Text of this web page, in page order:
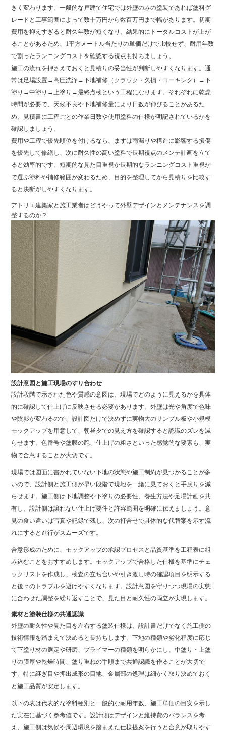
きく変わります。一般的な戸建て住宅では外壁のみの塗装であれば塗料グ
レードと工事範囲によって数十万円から数百万円まで幅があります。初期
費用を抑えすぎると耐久年数が短くなり、結果的にトータルコストが上が
ることがあるため、1平方メートル当たりの単価だけで比較せず、耐用年数
で割ったランニングコストを確認する視点も持ちましょう。
施工の流れを押さえておくと見積りの妥当性が判断しやすくなります。通
常は足場設置→高圧洗浄→下地補修（クラック・欠損・コーキング）→下
塗り→中塗り→上塗り→最終点検という工程になります。それぞれに乾燥
時間が必要で、天候不良や下地補修量により日数が伸びることがあるた
め、見積書に工程ごとの作業日数や使用塗料の仕様が明記されているかを
確認しましょう。
費用や工程で優先順位を付けるなら、まずは雨漏りや構造に影響する損傷
を優先して修繕し、次に耐久性の高い塗料で長期視点のメンテ計画を立て
ると効率的です。短期的な見た目重視か長期的なランニングコスト重視か
で選ぶ塗料や補修範囲が変わるため、目的を整理してから見積りを比較す
ると決断がしやすくなります。
アトリエ建築家と施工業者はどうやって外壁デザインとメンテナンスを調
整するのか？
設計意図と施工現場のすり合わせ
設計段階で示された色や質感の意図は、現場でどのように見えるかを具体
的に確認して仕上げに反映させる必要があります。外壁は光や角度で色味
や陰影が変わるので、設計図だけで決めずに実物大のサンプル板や小規模
モックアップを用意して、朝昼夕での見え方を確認すると認識のズレを減
らせます。色番号や塗膜の艶、仕上げの粗さといった感覚的な要素も、実
物で合意することが大切です。
現場では図面に書かれていない下地の状態や施工制約が見つかることが多
いので、設計側と施工側が早い段階で現地を一緒に見ておくと手戻りを減
らせます。施工側は下地調整や下塗りの必要性、養生方法や足場計画を共
有し、設計側は譲れない仕上げ要件と許容範囲を明確に伝えましょう。意
見の食い違いは写真や記録で残し、次の打合せで具体的な代替案を示す流
れにすると進行がスムーズです。
合意形成のために、モックアップの承認プロセスと品質基準を工程表に組
み込むことをおすすめします。モックアップで合格した仕様を基準にチェ
ックリストを作成し、検査の立ち合いや引き渡し時の確認項目を明示する
と後々のトラブルを避けやすくなります。設計意図を守りつつ現場の実態
に合わせた調整を繰り返すことで、見た目と耐久性の両立が実現します。
素材と塗装仕様の共通認識
外壁の耐久性や見た目を左右する塗装仕様は、設計書だけでなく施工側の
技術情報を踏まえて決めると長持ちします。下地の種類や劣化程度に応じ
て下塗り材の選定や研磨、プライマーの種類を明らかにし、中塗り・上塗
りの膜厚や乾燥時間、塗り重ねの手順まで共通認識を作ることが大切で
す。特に継ぎ目や押出成形の目地、金属部の処理は細かく取り決めておく
と施工品質が安定します。
以下の表は代表的な塗料種別と一般的な耐用年数、施工単価の目安を示し
た実在に基づく参考値です。設計側はデザインと維持費のバランスを考
え、施工側は気候や周辺環境を踏まえた仕様提案を行うと合意が取りやす